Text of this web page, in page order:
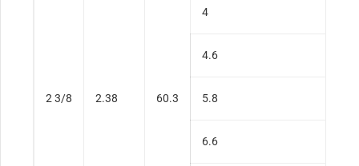
2 3/8 2.38 60.3
4
4.6
5.8
6.6